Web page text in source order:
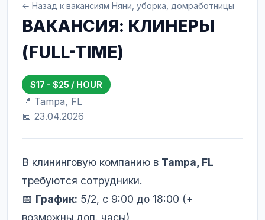
← Назад к вакансиям Няни, уборка, домработницы
ВАКАНСИЯ: КЛИНЕРЫ
(FULL-TIME)
$17 - $25 / HOUR
📍 Tampa, FL
📅 23.04.2026
В клининговую компанию в Tampa, FL
требуются сотрудники.
📅 График: 5/2, с 9:00 до 18:00 (+
возможны доп. часы)